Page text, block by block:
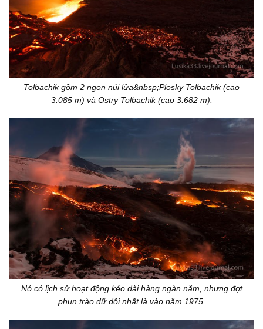
Tolbachik gồm 2 ngọn núi lửa&nbsp;Plosky Tolbachik (cao
3.085 m) và Ostry Tolbachik (cao 3.682 m).
Nó có lịch sử hoạt động kéo dài hàng ngàn năm, nhưng đợt
phun trào dữ dội nhất là vào năm 1975.